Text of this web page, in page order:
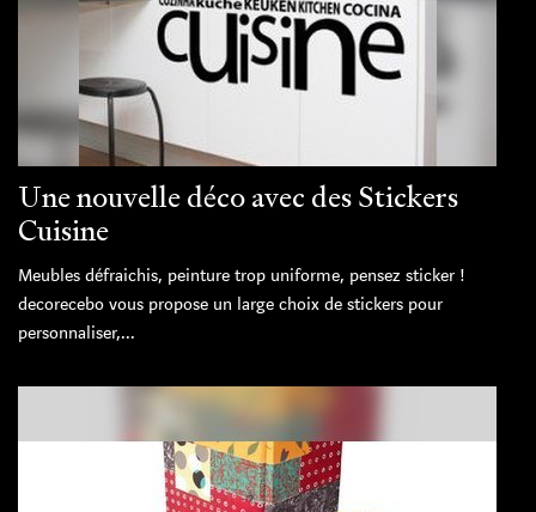
Une nouvelle déco avec des Stickers
Cuisine
Meubles défraichis, peinture trop uniforme, pensez sticker !
decorecebo vous propose un large choix de stickers pour
personnaliser,...